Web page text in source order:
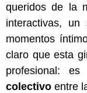
queridos de la
interactivas, un
momentos
claro que esta
profesional:
colectivo entre